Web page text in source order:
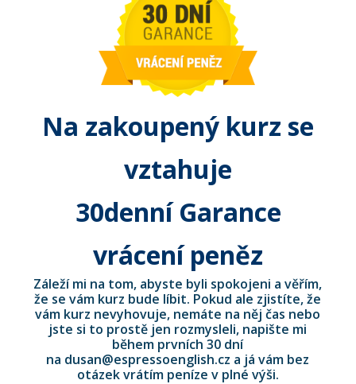
Na zakoupený kurz se
vztahuje
30denní Garance
vrácení peněz
Záleží mi na tom, abyste byli spokojeni a věřím,
že se vám kurz bude líbit. Pokud ale zjistíte, že
vám kurz nevyhovuje, nemáte na něj čas nebo
jste si to prostě jen rozmysleli, napište mi
během prvních 30 dní
na dusan@espressoenglish.cz a já vám bez
otázek vrátím peníze v plné výši.